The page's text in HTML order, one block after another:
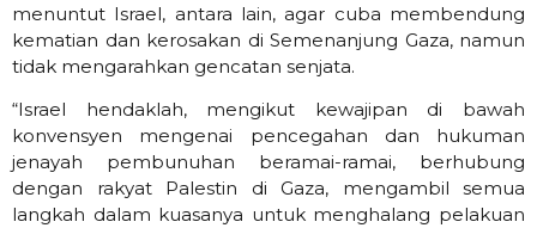
menuntut Israel, antara lain, agar cuba membendung
kematian dan kerosakan di Semenanjung Gaza, namun
tidak mengarahkan gencatan senjata.
“Israel hendaklah, mengikut kewajipan di bawah
konvensyen mengenai pencegahan dan hukuman
jenayah pembunuhan beramai-ramai, berhubung
dengan rakyat Palestin di Gaza, mengambil semua
langkah dalam kuasanya untuk menghalang pelakuan